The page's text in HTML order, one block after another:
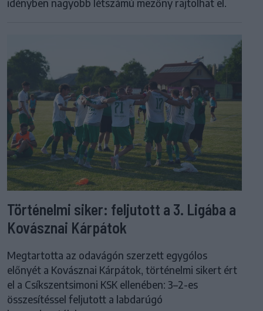
idényben nagyobb létszámú mezőny rajtolhat el.
Történelmi siker: feljutott a 3. Ligába a
Kovásznai Kárpátok
Megtartotta az odavágón szerzett egygólos
előnyét a Kovásznai Kárpátok, történelmi sikert ért
el a Csíkszentsimoni KSK ellenében: 3–2-es
összesítéssel feljutott a labdarúgó